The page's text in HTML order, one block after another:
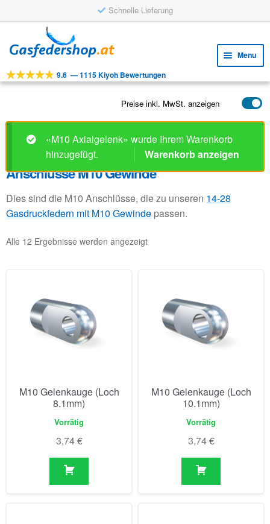
Schnelle Lieferung
to
navigation
to
content
Menu
WERKZEUGE
menu
KUNDENSERVICE
FAQ
9.6 —1115 Kiyoh Bewertungen
Preise inkl. MwSt. anzeigen
«M10 Axialgelenk» wurde Ihrem Warenkorb
hinzugefügt.
Warenkorb anzeigen
Anschlüsse M10 Gewinde
Dies sind die M10 Anschlüsse, die zu unseren 14-28
Gasdruckfedern mit M10 Gewinde passen.
Alle 12 Ergebnisse werden angezeigt
M10 Gelenkauge (Loch
8.1mm)
Vorrätig
3,74€
M10 Gelenkauge (Loch
10.1mm)
Vorrätig
3,74€